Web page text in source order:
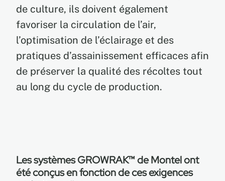
de culture, ils doivent également
favoriser la circulation de l’air,
l’optimisation de l’éclairage et des
pratiques d’assainissement efficaces afin
de préserver la qualité des récoltes tout
au long du cycle de production.
Les systèmes GROWRAK™ de Montel ont
été conçus en fonction de ces exigences